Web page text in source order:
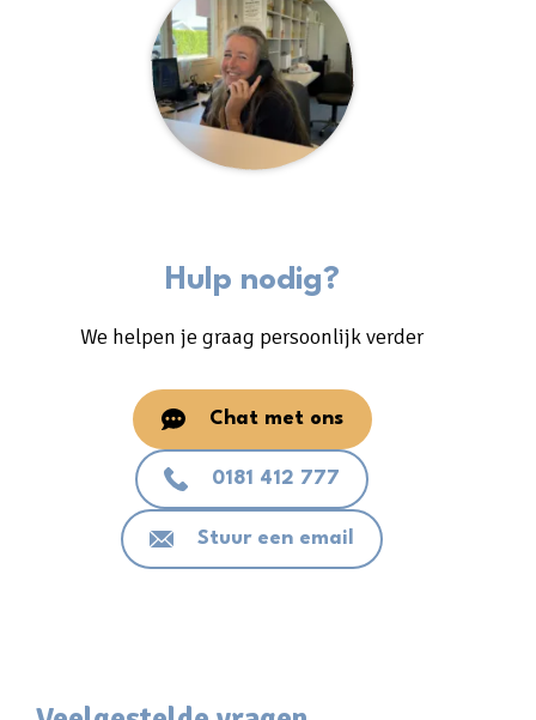
Hulp nodig?
We helpen je graag persoonlijk verder
Chat met ons
0181 412 777
Stuur een email